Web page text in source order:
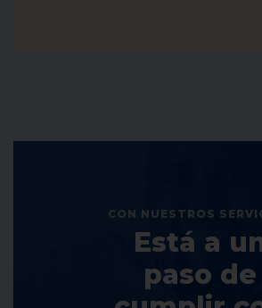
CON NUESTROS
Está a
paso de